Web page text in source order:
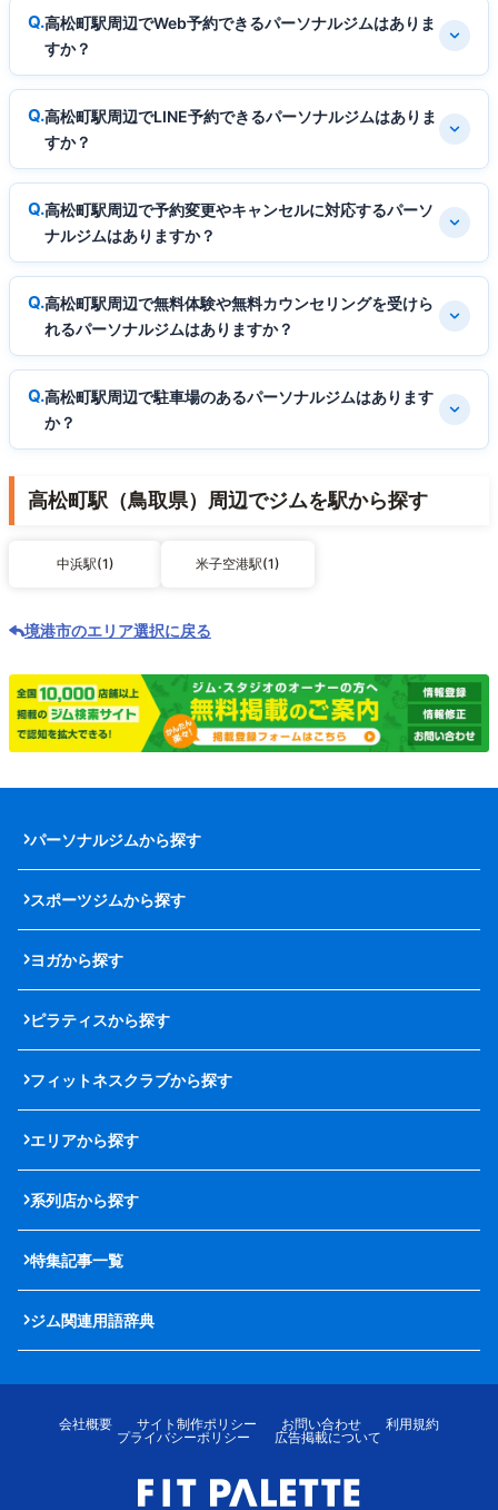
高松町駅周辺でWeb予約できるパーソナルジムはありま
すか？
高松町駅周辺でLINE予約できるパーソナルジムはありま
すか？
高松町駅周辺で予約変更やキャンセルに対応するパーソ
ナルジムはありますか？
高松町駅周辺で無料体験や無料カウンセリングを受けら
れるパーソナルジムはありますか？
高松町駅周辺で駐車場のあるパーソナルジムはあります
か？
高松町駅（鳥取県）周辺でジムを駅から探す
中浜駅(1) 米子空港駅(1)
境港市のエリア選択に戻る
パーソナルジムから探す
スポーツジムから探す
ヨガから探す
ピラティスから探す
フィットネスクラブから探す
エリアから探す
系列店から探す
特集記事一覧
ジム関連用語辞典
会社概要 サイト制作ポリシー お問い合わせ
利用規約
プライバシーポリシー
広告掲載について